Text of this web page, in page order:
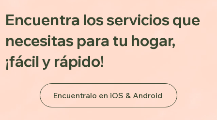
Encuentra los servicios que
necesitas para tu hogar,
¡fácil y rápido!
Encuentralo en iOS & Android